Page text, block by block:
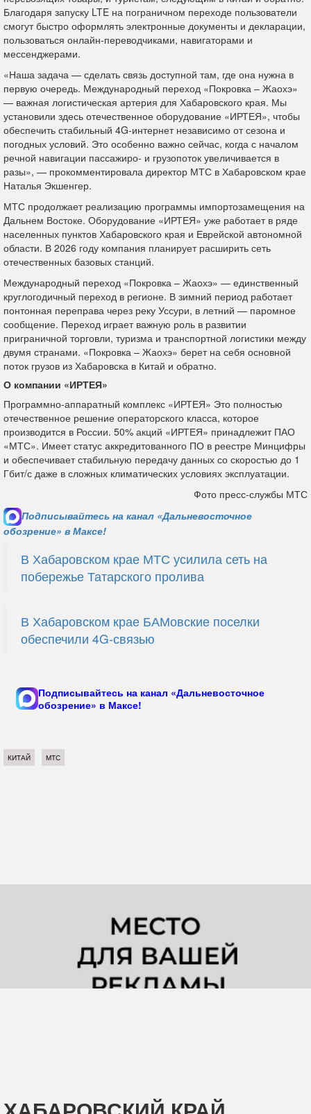
Благодаря запуску LTE на пограничном переходе пользователи
смогут быстро оформлять электронные документы и декларации,
пользоваться онлайн-переводчиками, навигаторами и
мессенджерами.
«Наша задача — сделать связь доступной там, где она нужна в
первую очередь. Международный переход «Покровка – Жаохэ»
— важная логистическая артерия для Хабаровского края. Мы
установили здесь отечественное оборудование «ИРТЕЯ», чтобы
обеспечить стабильный 4G-интернет независимо от сезона и
погодных условий. Это особенно важно сейчас, когда с началом
речной навигации пассажиро- и грузопоток увеличивается в
разы», — прокомментировала директор МТС в Хабаровском крае
Наталья Экшенгер.
МТС продолжает реализацию программы импортозамещения на
Дальнем Востоке. Оборудование «ИРТЕЯ» уже работает в ряде
населенных пунктов Хабаровского края и Еврейской автономной
области. В 2026 году компания планирует расширить сеть
отечественных базовых станций.
Международный переход «Покровка – Жаохэ» — единственный
круглогодичный переход в регионе. В зимний период работает
понтонная переправа через реку Уссури, в летний — паромное
сообщение. Переход играет важную роль в развитии
приграничной торговли, туризма и транспортной логистики между
двумя странами. «Покровка – Жаохэ» берет на себя основной
поток грузов из Хабаровска в Китай и обратно.
О компании «ИРТЕЯ»
Программно-аппаратный комплекс «ИРТЕЯ» Это полностью
отечественное решение операторского класса, которое
производится в России. 50% акций «ИРТЕЯ» принадлежит ПАО
«МТС». Имеет статус аккредитованного ПО в реестре Минцифры
и обеспечивает стабильную передачу данных со скоростью до 1
Гбит/с даже в сложных климатических условиях эксплуатации.
Фото пресс-службы МТС
Подписывайтесь на канал «Дальневосточное
обозрение» в Максе!
В Хабаровском крае МТС усилила сеть на
побережье Татарского пролива
В Хабаровском крае БАМовские поселки
обеспечили 4G-связью
Подписывайтесь на канал «Дальневосточное
обозрение» в Максе!
КИТАЙ МТС